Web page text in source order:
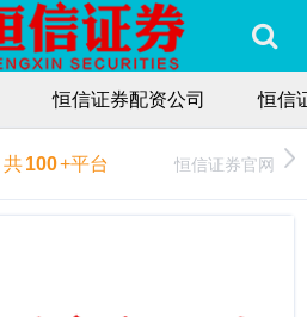
恒信证券配资公司 恒信
共100+平台 恒信证券官网